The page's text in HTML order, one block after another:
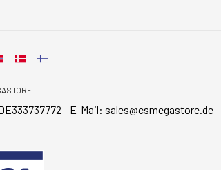
- E-Mail: sales@csmegastore.de-